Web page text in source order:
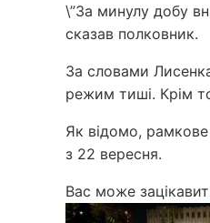
\”За минулу добу
сказав полковник.
За словами
режим тиші. Крім
Як відомо, рамкове
з 22 вересня.
Вас може